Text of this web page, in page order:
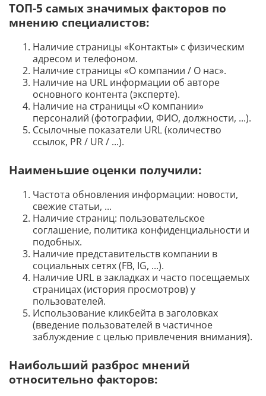
ТОП-5 самых значимых факторов по
мнению специалистов:
Наличие страницы «Контакты» с физическим
адресом и телефоном.
Наличие страницы «О компании / О нас».
Наличие на URL информации об авторе
основного контента (эксперте).
Наличие на страницы «О компании»
персоналий (фотографии, ФИО, должности, ...).
Ссылочные показатели URL (количество
ссылок, PR / UR / ...).
Наименьшие оценки получили:
Частота обновления информации: новости,
свежие статьи, ...
Наличие страниц: пользовательское
соглашение, политика конфиденциальности и
подобных.
Наличие представительств компании в
социальных сетях (FB, IG, ...).
Наличие URL в закладках и часто посещаемых
страницах (история просмотров) у
пользователей.
Использование кликбейта в заголовках
(введение пользователей в частичное
заблуждение с целью привлечения внимания).
Наибольший разброс мнений
относительно факторов: